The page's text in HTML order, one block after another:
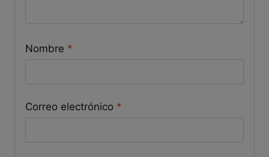
Nombre *
Correo electrónico *